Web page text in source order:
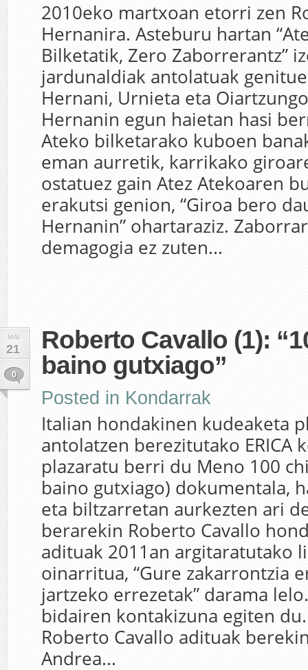
2010eko martxoan etorri zen
Hernanira. Asteburu hartan
Bilketatik, Zero Zaborrerantz”
jardunaldiak antolatuak
Hernani, Urnieta eta
Hernanin egun haietan hasi
Ateko bilketarako kuboen
eman aurretik, karrikako
ostatuez gain Atez Atekoaren
erakutsi genion, “Giroa bero
Hernanin” ohartaraziz.
demagogia ez zuten...
MAI
21
0
Roberto Cavallo (1):
baino gutxiago”
Posted in Kondarrak
Italian hondakinen kudeaketa
antolatzen berezitutako ERICA
plazaratu berri du Meno 100
baino gutxiago) dokumentala,
eta biltzarretan aurkezten ari
berarekin Roberto Cavallo
adituak 2011an argitaratutako
oinarritua, “Gure zakarrontzia
jartzeko errezetak” darama
bidairen kontakizuna egiten
Roberto Cavallo adituak
Andrea...